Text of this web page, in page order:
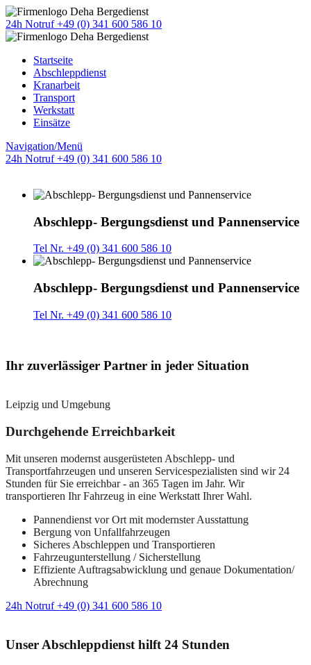
24h Notruf +49 (0) 341 600 586 10
Startseite
Abschleppdienst
Kranarbeit
Transport
Werkstatt
Einsätze
Navigation/Menü
24h Notruf +49 (0) 341 600 586 10
Abschlepp- Bergungsdienst und Pannenservice
Tel Nr. +49 (0) 341 600 586 10
Abschlepp- Bergungsdienst und Pannenservice
Tel Nr. +49 (0) 341 600 586 10
Ihr zuverlässiger Partner in jeder Situation
Leipzig und Umgebung
Durchgehende Erreichbarkeit
Mit unseren modernst ausgerüsteten Abschlepp- und
Transportfahrzeugen und unseren Servicespezialisten sind wir 24
Stunden für Sie erreichbar - an 365 Tagen im Jahr. Wir
transportieren Ihr Fahrzeug in eine Werkstatt Ihrer Wahl.
Pannendienst vor Ort mit modernster Ausstattung
Bergung von Unfallfahrzeugen
Sicheres Abschleppen und Transportieren
Fahrzeugunterstellung / Sicherstellung
Effiziente Auftragsabwicklung und genaue Dokumentation/
Abrechnung
24h Notruf +49 (0) 341 600 586 10
Unser Abschleppdienst hilft 24 Stunden